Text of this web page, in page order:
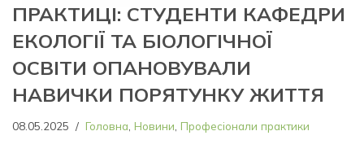
ПРАКТИЦІ: СТУДЕНТИ КАФЕДРИ
ЕКОЛОГІЇ ТА БІОЛОГІЧНОЇ
ОСВІТИ ОПАНОВУВАЛИ
НАВИЧКИ ПОРЯТУНКУ ЖИТТЯ
08.05.2025 Головна Новини Професіонали практики